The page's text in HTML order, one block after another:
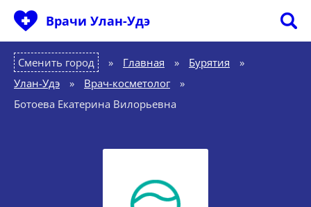
Врачи Улан-Удэ
Сменить город Главная » Бурятия
»
Улан-Удэ
» Врач-косметолог
»
Ботоева Екатерина Вилорьевна